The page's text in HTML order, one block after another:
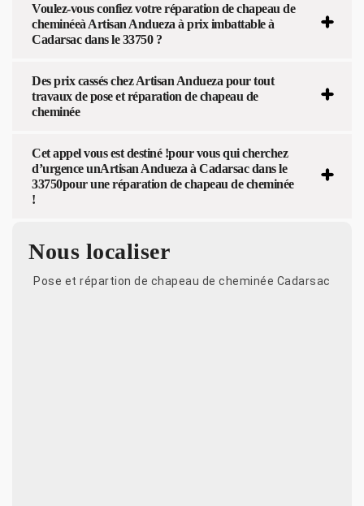
Voulez-vous confiez votre réparation de chapeau de
cheminéeà Artisan Andueza à prix imbattable à
Cadarsac dans le 33750 ?
Des prix cassés chez Artisan Andueza pour tout
travaux de pose et réparation de chapeau de
cheminée
Cet appel vous est destiné !pour vous qui cherchez
d’urgence unArtisan Andueza à Cadarsac dans le
33750pour une réparation de chapeau de cheminée
!
Nous localiser
Pose et répartion de chapeau de cheminée Cadarsac